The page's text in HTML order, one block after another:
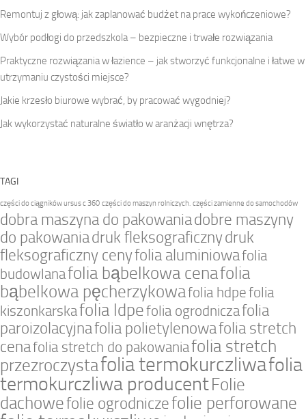
Remontuj z głową: jak zaplanować budżet na prace wykończeniowe?
Wybór podłogi do przedszkola – bezpieczne i trwałe rozwiązania
Praktyczne rozwiązania w łazience – jak stworzyć funkcjonalne i łatwe w
utrzymaniu czystości miejsce?
Jakie krzesło biurowe wybrać, by pracować wygodniej?
Jak wykorzystać naturalne światło w aranżacji wnętrza?
TAGI
części do ciągników ursus c 360 części do maszyn rolniczych. części zamienne do samochodów
dobra maszyna do pakowaniadobre maszyny
do pakowaniadruk fleksograficznydruk
fleksograficzny cenyfolia aluminiowafolia
budowlanafolia bąbelkowa cenafolia
bąbelkowa pęcherzykowafolia hdpefolia
kiszonkarskafolia ldpefolia ogrodniczafolia
paroizolacyjnafolia polietylenowafolia stretch
cenafolia stretch do pakowaniafolia stretch
przezroczystafolia termokurczliwafolia
termokurczliwa producentFolie
dachowefolie ogrodniczefolie perforowane